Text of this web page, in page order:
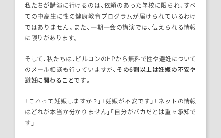
私たちが講演に行けるのは、依頼のあった学校に限られ、すべ
ての中高生に性の健康教育プログラムが届けられているわけ
ではありません。また、一期一会の講演では、伝えられる情報
に限りがあります。
そして、私たちは、ピルコンのHPから無料で性や避妊について
のメール相談も行っていますが、 その6割以上は妊娠の不安や
避妊に関わることです。
「これって妊娠しますか？」「妊娠が不安です」「ネットの情報
はどれが本当か分かりません」「自分がバカだとは重々承知で
す」